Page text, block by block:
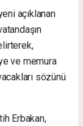
açıklanan
ve memura
sözünü
Erbakan,